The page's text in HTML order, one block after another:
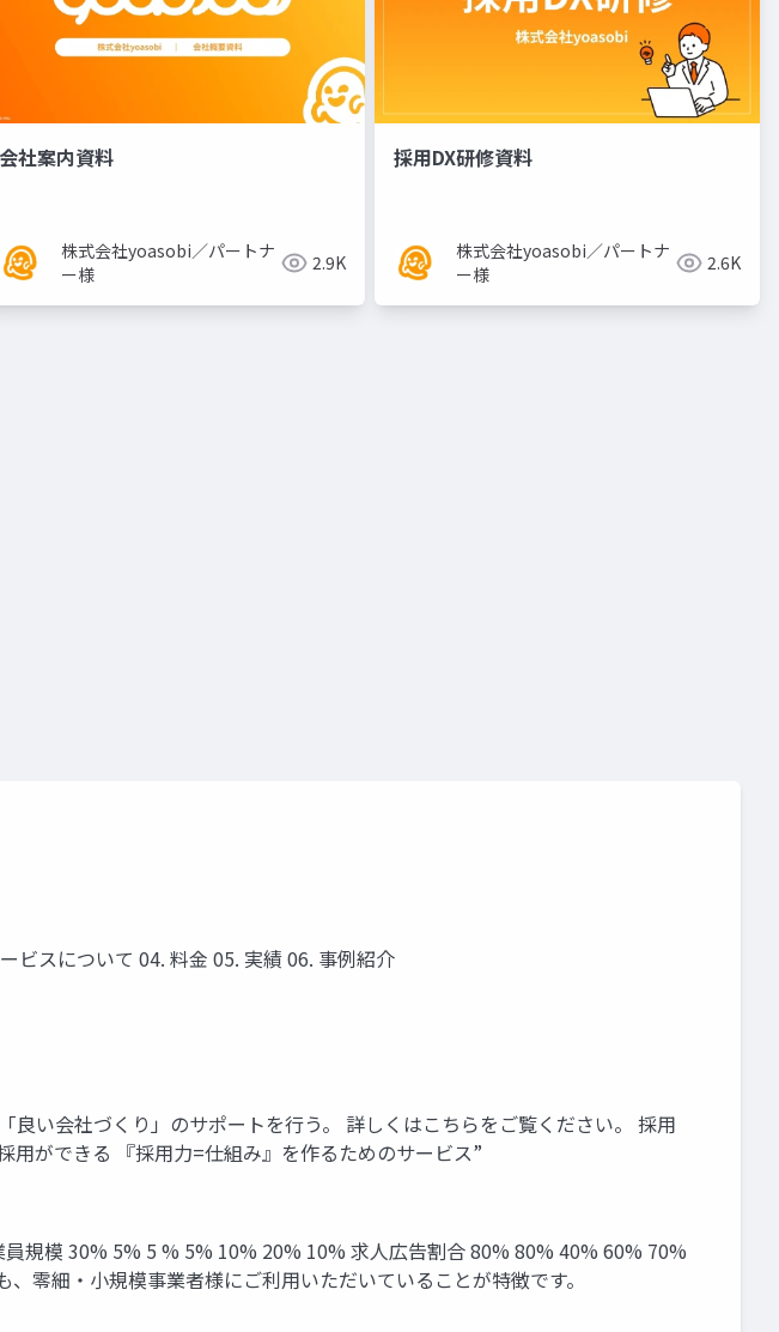
会社案内資料
株式会社yoasobi／パートナ
ー様
2.9K
採用DX研修資料
株式会社yoasobi／パートナ
ー様
2.6K
ビスについて 04. 料⾦ 05. 実績 06. 事例紹介
い会社づくり」のサポートを⾏う。 詳しくはこちらをご覧ください。 採⽤
ができる 『採⽤⼒=仕組み』を作るためのサービス”
規模 30% 5% 5 % 5% 10% 20% 10% 求⼈広告割合 80% 80% 40% 60% 70%
零細‧⼩規模事業者様にご利⽤いただいていることが特徴です。